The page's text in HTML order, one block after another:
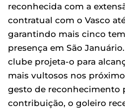
reconhecida com a
contratual com o Vasco
garantindo mais cinco
presença em São
clube projeta-o para
mais vultosos nos
gesto de reconhecimento
contribuição, o goleiro